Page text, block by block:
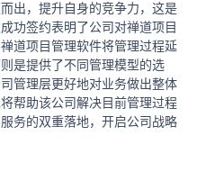
出，提升自身的竞争力，这是
功签约表明了公司对禅道项目
道项目管理软件将管理过程延
是提供了不同管理模型的选
管理层更好地对业务做出整体
帮助该公司解决目前管理过程
务的双重落地，开启公司战略